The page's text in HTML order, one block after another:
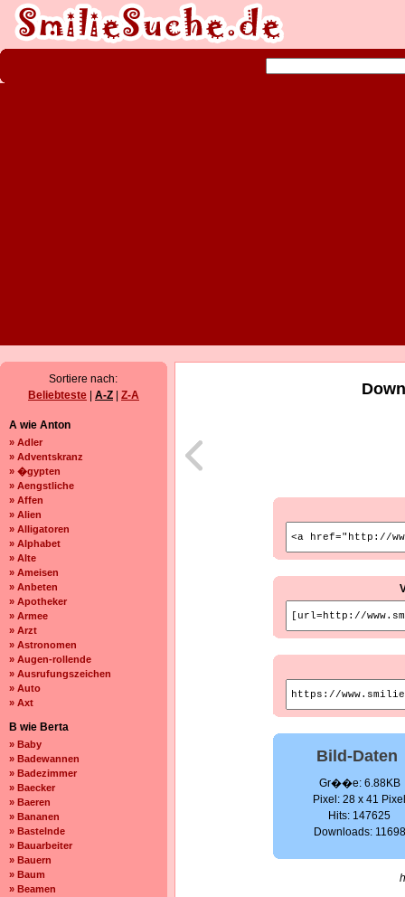
Sortiere nach:
Beliebteste
A-Z Z-A
A wie Anton
» Adler
» Adventskranz
» �gypten
» Aengstliche
» Affen
» Alien
» Alligatoren
» Alphabet
» Alte
» Ameisen
» Anbeten
» Apotheker
» Armee
» Arzt
» Astronomen
» Augen-rollende
» Ausrufungszeichen
» Auto
» Axt
B wie Berta
» Baby
» Badewannen
» Badezimmer
» Baecker
» Baeren
» Bananen
» Bastelnde
» Bauarbeiter
» Bauern
» Baum
» Beamen
Bild-Daten
Gr��e: 6.88KB
Pixel: 28 x 41
Hits: 147625
Downloads: 11698